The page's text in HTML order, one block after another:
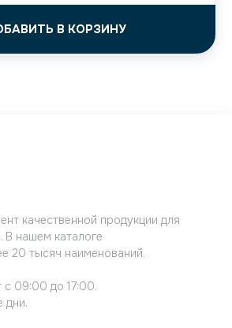
В КОРЗИНУ
качественной продукции для
В нашем каталоге
20 тысяч наименований.
09:00 до 17:00.
дни.